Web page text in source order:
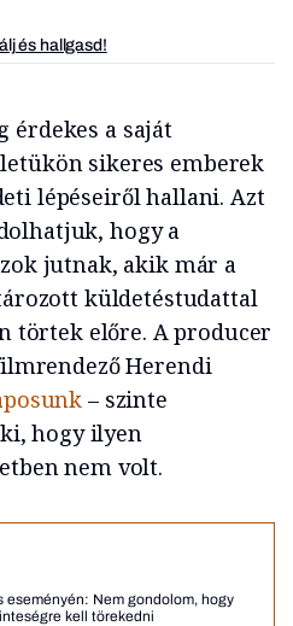
és hallgasd!
érdekes a saját
sikeres emberek
lépéseiről hallani. Azt
hogy a
jutnak, akik már a
küldetéstudattal
törtek előre. A producer
Herendi
– szinte
hogy ilyen
nem volt.
eseményén: Nem gondolom, hogy
kell törekedni